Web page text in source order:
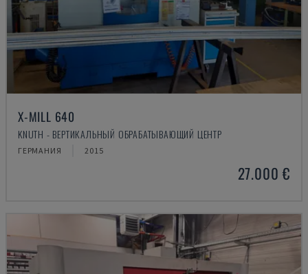
X-MILL 640
KNUTH - ВЕРТИКАЛЬНЫЙ ОБРАБАТЫВАЮЩИЙ ЦЕНТР
ГЕРМАНИЯ 2015
27.000 €